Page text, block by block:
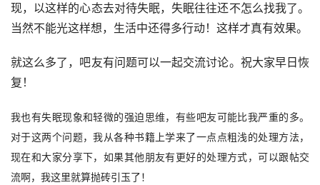
现，以这样的心态去对待失眠，失眠往往还不怎么找我了。
当然不能光这样想，生活中还得多行动！这样才真有效果。
就这么多了，吧友有问题可以一起交流讨论。祝大家早日恢
复！
我也有失眠现象和轻微的强迫思维，有些吧友可能比我严重的多。
对于这两个问题，我从各种书籍上学来了一点点粗浅的处理方法，
现在和大家分享下，如果其他朋友有更好的处理方式，可以跟帖交
流啊，我这里就算抛砖引玉了！